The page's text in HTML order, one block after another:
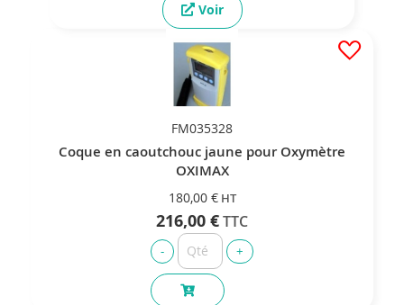
Voir
FM035328
Coque en caoutchouc jaune pour Oxymètre
OXIMAX
180,00 €
216,00 €